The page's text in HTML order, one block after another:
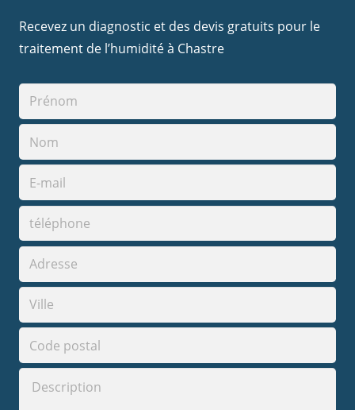
Recevez un diagnostic et des devis gratuits pour le
traitement de l’humidité à Chastre